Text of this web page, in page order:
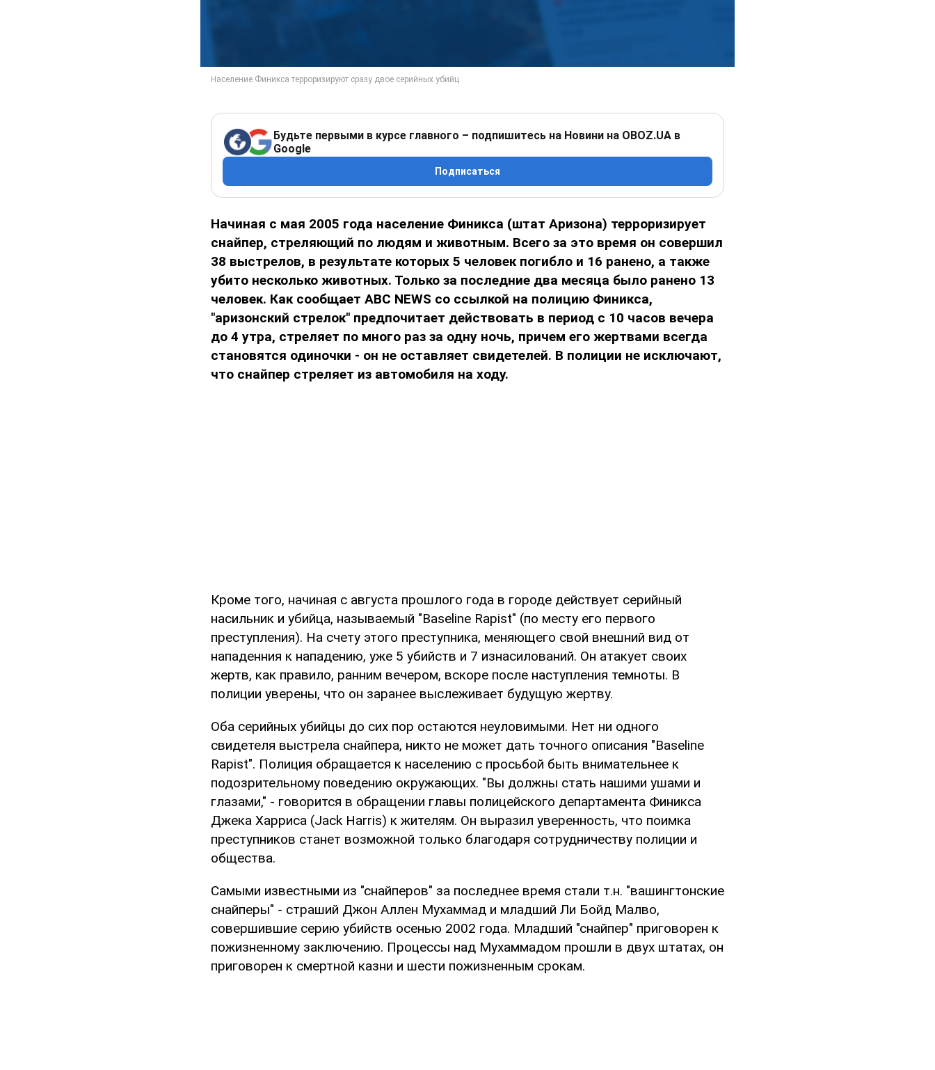
Будьте первыми в курсе главного – подпишитесь на Новини на OBOZ.UA в
Google
Подписаться
Начиная с мая 2005 года население Финикса (штат Аризона) терроризирует
снайпер, стреляющий по людям и животным. Всего за это время он совершил
38 выстрелов, в результате которых 5 человек погибло и 16 ранено, а также
убито несколько животных. Только за последние два месяца было ранено 13
человек. Как сообщает ABC NEWS со ссылкой на полицию Финикса,
"аризонский стрелок" предпочитает действовать в период с 10 часов вечера
до 4 утра, стреляет по много раз за одну ночь, причем его жертвами всегда
становятся одиночки - он не оставляет свидетелей. В полиции не исключают,
что снайпер стреляет из автомобиля на ходу.
Кроме того, начиная с августа прошлого года в городе действует серийный
насильник и убийца, называемый "Baseline Rapist" (по месту его первого
преступления). На счету этого преступника, меняющего свой внешний вид от
нападенния к нападению, уже 5 убийств и 7 изнасилований. Он атакует своих
жертв, как правило, ранним вечером, вскоре после наступления темноты. В
полиции уверены, что он заранее выслеживает будущую жертву.
Оба серийных убийцы до сих пор остаются неуловимыми. Нет ни одного
свидетеля выстрела снайпера, никто не может дать точного описания "Baseline
Rapist". Полиция обращается к населению с просьбой быть внимательнее к
подозрительному поведению окружающих. "Вы должны стать нашими ушами и
глазами," - говорится в обращении главы полицейского департамента Финикса
Джека Харриса (Jack Harris) к жителям. Он выразил уверенность, что поимка
преступников станет возможной только благодаря сотрудничеству полиции и
общества.
Самыми известными из "снайперов" за последнее время стали т.н. "вашингтонские
снайперы" - страший Джон Аллен Мухаммад и младший Ли Бойд Малво,
совершившие серию убийств осенью 2002 года. Младший "снайпер" приговорен к
пожизненному заключению. Процессы над Мухаммадом прошли в двух штатах, он
приговорен к смертной казни и шести пожизненным срокам.